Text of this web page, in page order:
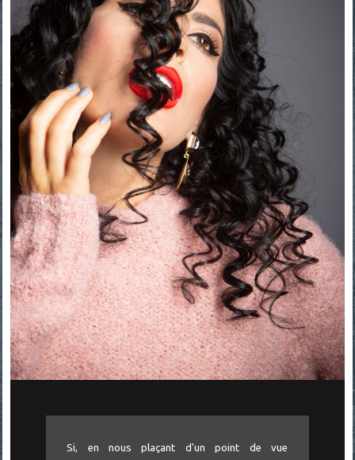
Si, en nous plaçant d'un point de vue